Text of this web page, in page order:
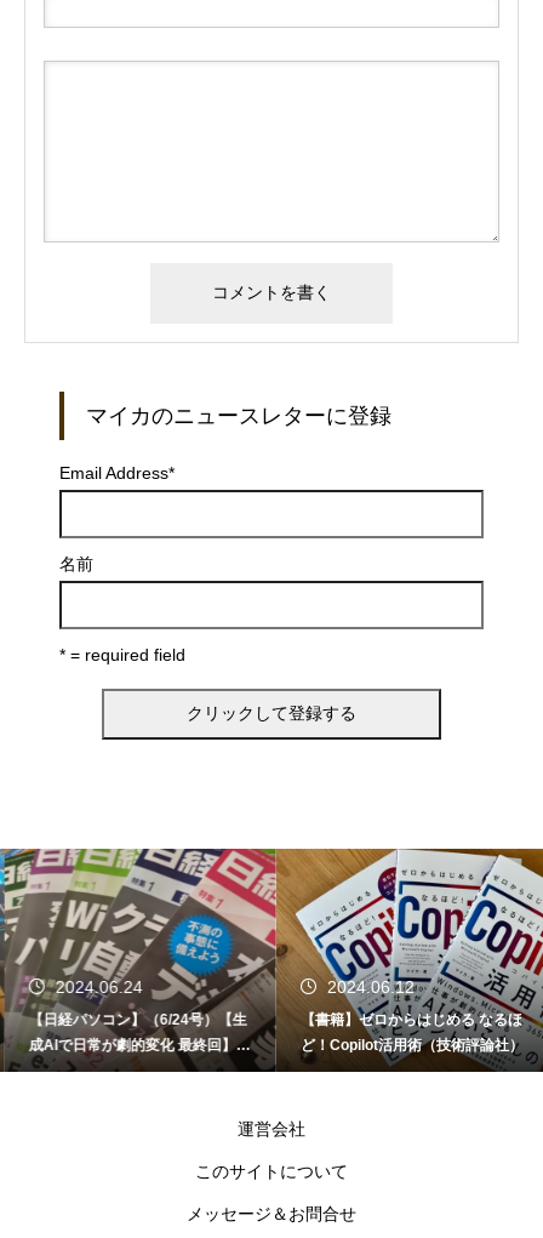
マイカのニュースレターに登録
Email Address*
名前
* = required field
2024.06.24
【日経パソコン】（6/24号）【生
成AIで日常が劇的変化 最終回】 A
I時代のアプリケーション／サービ
2024.06.12
【書籍】ゼロからはじめる なるほ
ど！Copilot活用術（技術評論社）
運営会社
このサイトについて
メッセージ＆お問合せ